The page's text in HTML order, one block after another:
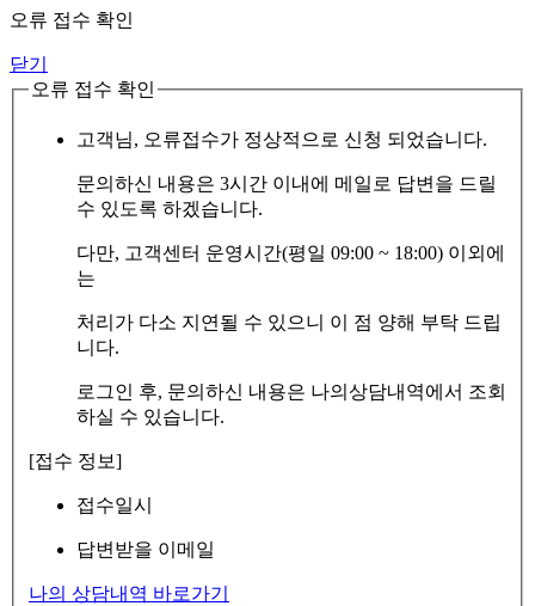
오류 접수 확인
닫기
오류 접수 확인
고객님, 오류접수가 정상적으로 신청 되었습니다.
문의하신 내용은 3시간 이내에 메일로 답변을 드릴
수 있도록 하겠습니다.
다만, 고객센터 운영시간(평일 09:00 ~ 18:00) 이외에
는
처리가 다소 지연될 수 있으니 이 점 양해 부탁 드립
니다.
로그인 후, 문의하신 내용은 나의상담내역에서 조회
하실 수 있습니다.
[접수 정보]
접수일시
답변받을 이메일
나의 상담내역 바로가기